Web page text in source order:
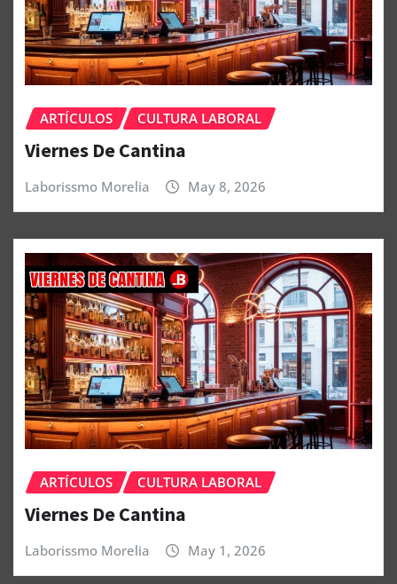
ARTÍCULOS CULTURA LABORAL
Viernes De Cantina
Laborissmo Morelia May 8, 2026
ARTÍCULOS CULTURA LABORAL
Viernes De Cantina
Laborissmo Morelia May 1, 2026